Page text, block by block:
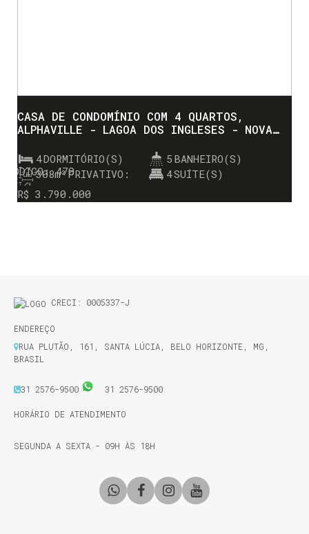
470
CASA DE CONDOMÍNIO COM 4 QUARTOS,
ALPHAVILLE - LAGOA DOS INGLESES - NOVA
R$ 3.790.000
4DORMITÓRIO(S) 5 BANHEIRO(S)
PRIVATIVO:
308m² 4SUÍTE(S)
TOTAL:
630m²
CRECI: 0005337-J
ENDEREÇO
RUA PLUTÃO
161 SANTA LÚCIA BELO HORIZONTE MG
BRASIL
31 2576-9500 31 2576-9500
HORÁRIO DE ATENDIMENTO
SEGUNDA A SEXTA - 09H ÀS 18H